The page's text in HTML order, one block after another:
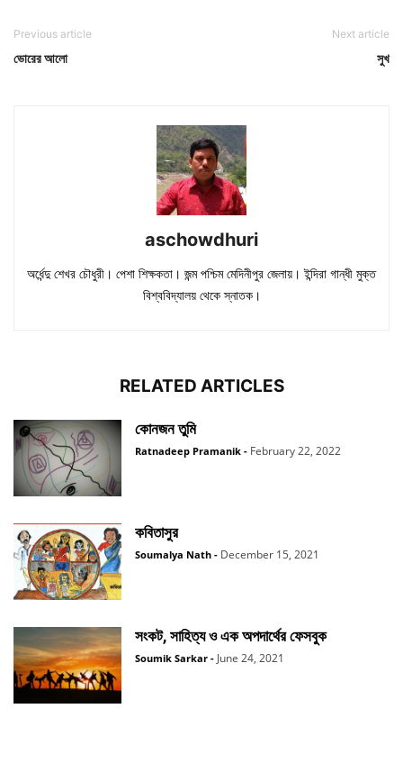
Previous article
ভোরের আলো
Next article
সুখ
aschowdhuri
অর্ধেন্দু শেখর চৌধুরী। পেশা শিক্ষকতা। জন্ম পশ্চিম মেদিনীপুর জেলায়। ইন্দিরা গান্ধী মুক্ত
বিশ্ববিদ্যালয় থেকে স্নাতক।
RELATED ARTICLES
কোনজন তুমি
Ratnadeep Pramanik - February 22, 2022
কবিতাসুর
Soumalya Nath - December 15, 2021
সংকট, সাহিত্য ও এক অপদার্থের ফেসবুক
Soumik Sarkar - June 24, 2021